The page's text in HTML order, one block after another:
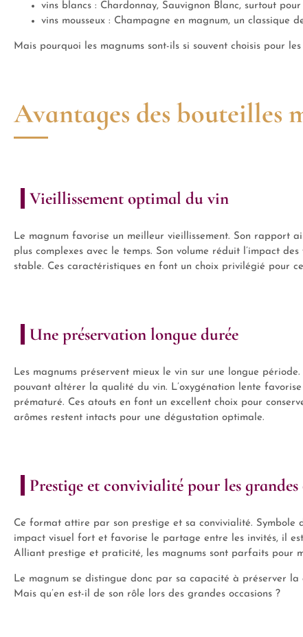
vins blancs : Chardonnay, Sauvignon Blanc, surtout
vins mousseux : Champagne en magnum, un classique
Mais pourquoi les magnums sont-ils si souvent choisis pour
Avantages des bouteilles
Vieillissement optimal du vin
Le magnum favorise un meilleur vieillissement. Son rapport
plus complexes avec le temps. Son volume réduit l’impact
stable. Ces caractéristiques en font un choix privilégié pour
Une préservation longue durée
Les magnums préservent mieux le vin sur une longue
pouvant altérer la qualité du vin. L’oxygénation lente
prématuré. Ces atouts en font un excellent choix pour
arômes restent intacts pour une dégustation optimale.
Prestige et convivialité pour les grandes
Ce format attire par son prestige et sa convivialité. Symbole
impact visuel fort et favorise le partage entre les invités, il
Alliant prestige et praticité, les magnums sont parfaits pour
Le magnum se distingue donc par sa capacité à préserver
Mais qu’en est-il de son rôle lors des grandes occasions ?